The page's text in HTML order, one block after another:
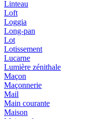
Linteau
Loft
Loggia
Long-pan
Lot
Lotissement
Lucarne
Lumière zénithale
Maçon
Maçonnerie
Mail
Main courante
Maison